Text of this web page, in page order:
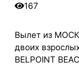
167
Вылет из
двоих
BELPOINT